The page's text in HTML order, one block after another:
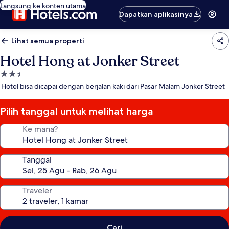
Langsung ke konten utama
Dapatkan aplikasinya
Lihat semua properti
Hotel Hong at Jonker Street
Properti
bintang
Hotel bisa dicapai dengan berjalan kaki dari Pasar Malam Jonker Street
Pilih tanggal untuk melihat harga
Ke mana?
Tanggal
Traveler